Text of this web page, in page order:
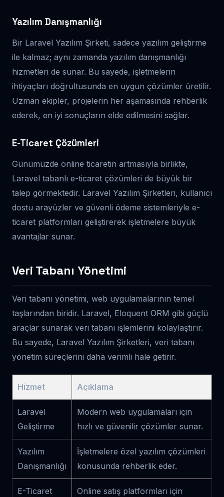
Yazılım Danışmanlığı
Bir Laravel Yazılım Şirketi, sadece yazılım geliştirme
ile kalmaz; aynı zamanda yazılım danışmanlığı
hizmetleri de sunar. Bu sayede, işletmelerin
ihtiyaçları doğrultusunda en uygun çözümler üretilir.
Uzman ekipler, projelerin her aşamasında rehberlik
ederek, en iyi sonuçların elde edilmesini sağlar.
E-Ticaret Çözümleri
Günümüzde online ticaretin artmasıyla birlikte,
Laravel tabanlı e-ticaret çözümleri de büyük bir
talep görmektedir. Laravel Yazılım Şirketleri, kullanıcı
dostu arayüzler ve güvenli ödeme sistemleriyle e-
ticaret platformları geliştirerek işletmelere büyük
avantajlar sunar.
Veri Tabanı Yönetimi
Veri tabanı yönetimi, web uygulamalarının temel
taşlarından biridir. Laravel, Eloquent ORM gibi güçlü
araçlar sunarak veri tabanı işlemlerini kolaylaştırır.
Bu sayede, Laravel Yazılım Şirketleri, veri tabanı
yönetim süreçlerini daha verimli hale getirir.
Hizmet Açıklama
Laravel
Geliştirme
Modern web uygulamaları için
hızlı ve güvenilir çözümler sunar.
Yazılım
Danışmanlığı
İşletmelere özel yazılım çözümleri
konusunda rehberlik eder.
E-Ticaret
Online satış platformları için